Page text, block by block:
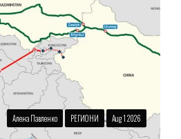
Алена Павленко РЕГИОНИ Aug 1 2026